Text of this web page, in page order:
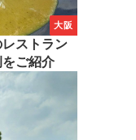
大阪
ストラン
ご紹介